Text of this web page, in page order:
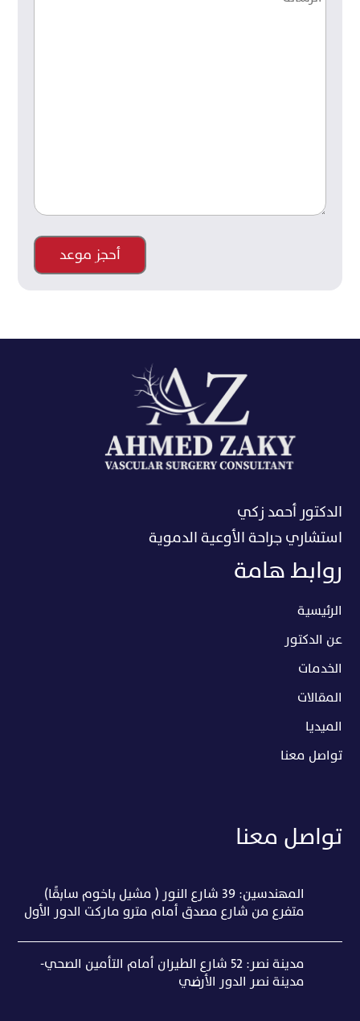
تواصل معنا
المهندسين: 39 شارع النور ( مشيل باخوم سابقًا)
متفرع من شارع مصدق أمام مترو ماركت الدور الأول
مدينة نصر: 52 شارع الطيران أمام التأمين الصحي-
مدينة نصر الدور الأرضي
روابط هامة
الرئيسية
عن الدكتور
الخدمات
المقالات
الميديا
تواصل معنا
الدكتور أحمد زكي
استشاري جراحة الأوعية الدموية